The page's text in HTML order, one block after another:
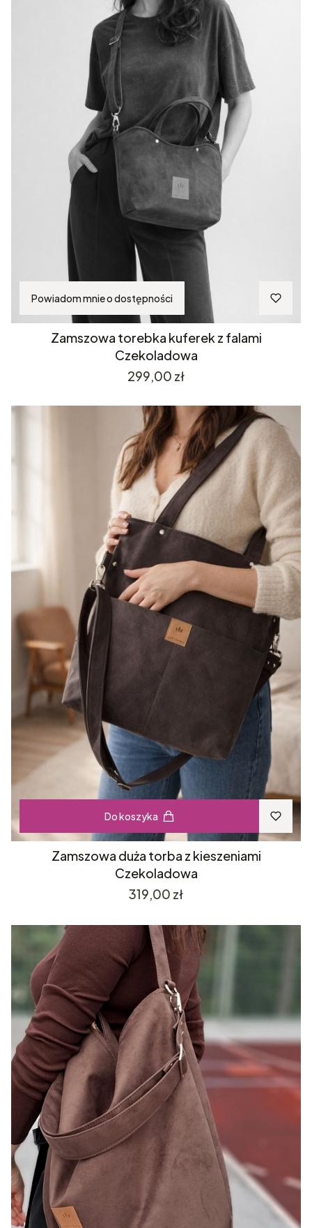
Powiadom mnie o dostępności
Zamszowa torebka kuferek z falami
Czekoladowa
Cena
299,00 zł
Do koszyka
Zamszowa duża torba z kieszeniami
Czekoladowa
Cena
319,00 zł